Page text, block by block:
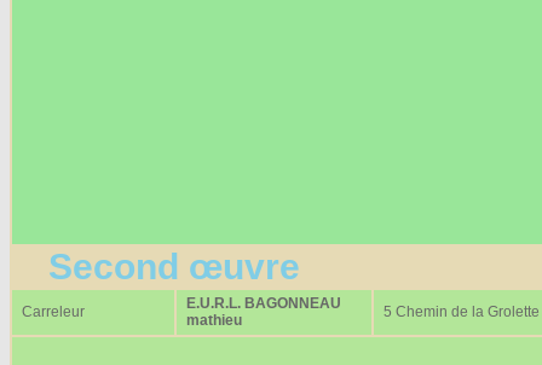
Second œuvre
Carreleur
E.U.R.L. BAGONNEAU
mathieu
5 Chemin de la Grolette